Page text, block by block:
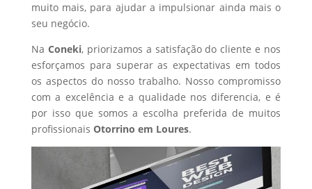
muito mais, para ajudar a impulsionar ainda mais o
seu negócio.
Na Coneki, priorizamos a satisfação do cliente e nos
esforçamos para superar as expectativas em todos
os aspectos do nosso trabalho. Nosso compromisso
com a excelência e a qualidade nos diferencia, e é
por isso que somos a escolha preferida de muitos
profissionais Otorrino em Loures.